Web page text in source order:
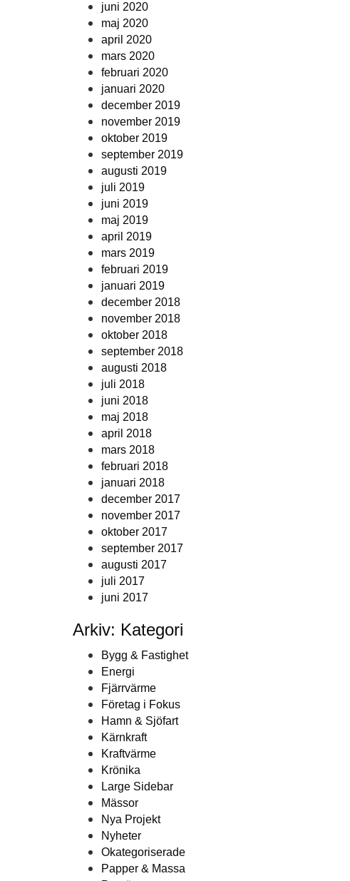
juni 2020
maj 2020
april 2020
mars 2020
februari 2020
januari 2020
december 2019
november 2019
oktober 2019
september 2019
augusti 2019
juli 2019
juni 2019
maj 2019
april 2019
mars 2019
februari 2019
januari 2019
december 2018
november 2018
oktober 2018
september 2018
augusti 2018
juli 2018
juni 2018
maj 2018
april 2018
mars 2018
februari 2018
januari 2018
december 2017
november 2017
oktober 2017
september 2017
augusti 2017
juli 2017
juni 2017
Arkiv: Kategori
Bygg & Fastighet
Energi
Fjärrvärme
Företag i Fokus
Hamn & Sjöfart
Kärnkraft
Kraftvärme
Krönika
Large Sidebar
Mässor
Nya Projekt
Nyheter
Okategoriserade
Papper & Massa